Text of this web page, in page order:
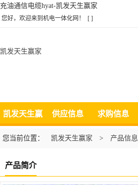
充油通信电缆hyat-凯发天生赢家
您好，欢迎来到机电一体化网！ [ ]
凯发天生赢家
凯发天生赢
家
供应信息 求购信息
您当前位置： 凯发天生赢家 > 产品信息
产品简介